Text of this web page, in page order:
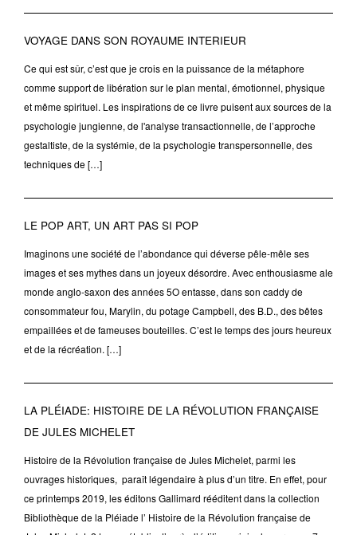
VOYAGE DANS SON ROYAUME INTERIEUR
Ce qui est sûr, c’est que je crois en la puissance de la métaphore
comme support de libération sur le plan mental, émotionnel, physique
et même spirituel. Les inspirations de ce livre puisent aux sources de la
psychologie jungienne, de l'analyse transactionnelle, de l’approche
gestaltiste, de la systémie, de la psychologie transpersonnelle, des
techniques de […]
LE POP ART, UN ART PAS SI POP
Imaginons une société de l’abondance qui déverse pêle-mêle ses
images et ses mythes dans un joyeux désordre. Avec enthousiasme ale
monde anglo-saxon des années 5O entasse, dans son caddy de
consommateur fou, Marylin, du potage Campbell, des B.D., des bêtes
empaillées et de fameuses bouteilles. C’est le temps des jours heureux
et de la récréation. […]
LA PLÉIADE: HISTOIRE DE LA RÉVOLUTION FRANÇAISE
DE JULES MICHELET
Histoire de la Révolution française de Jules Michelet, parmi les
ouvrages historiques, paraît légendaire à plus d’un titre. En effet, pour
ce printemps 2019, les éditons Gallimard rééditent dans la collection
Bibliothèque de la Pléiade l’ Histoire de la Révolution française de